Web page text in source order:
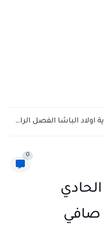
رواية علي اكتاف النساء الفصل الثامن 8 بقلم ناديه علي
0